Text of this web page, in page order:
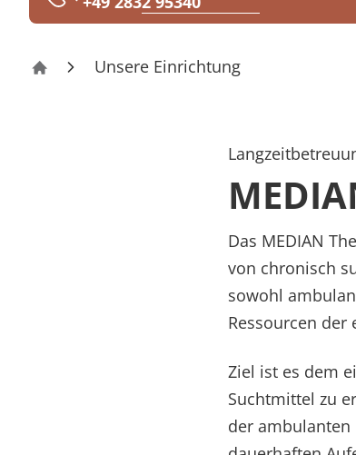
Rheumatologie
Therapiezentrum Haus Dondert
Unsere Einrichtung
Das MEDIAN
von chronisch
sowohl
Ressourcen der
Ziel ist es dem
Suchtmittel zu
der